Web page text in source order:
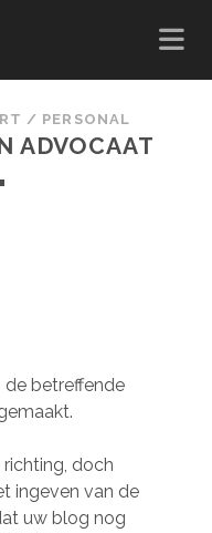
/ PERSONAL
ADVOCAAT
de betreffende
doch
ingeven van de
uw blog nog